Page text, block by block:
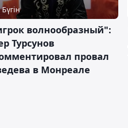
волнообразный":
Турсунов
провал
в Монреале